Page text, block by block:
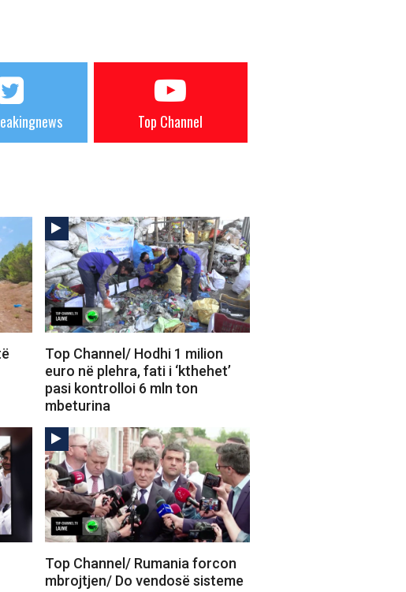
Top Channel
Top Channel/ Hodhi 1 milion
euro në plehra, fati i ‘kthehet’
pasi kontrolloi 6 mln ton
mbeturina
Top Channel/ Rumania forcon
mbrojtjen/ Do vendosë sisteme